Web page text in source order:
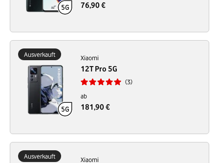
76,90 €
Ausverkauft Xiaomi
12T Pro 5G
3
ab
181,90 €
Ausverkauft Xiaomi